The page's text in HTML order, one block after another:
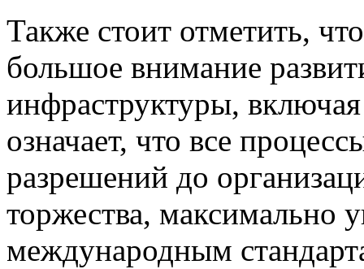
Также стоит отметить,
большое внимание
инфраструктуры,
означает, что все
разрешений до
торжества, максимально
международным